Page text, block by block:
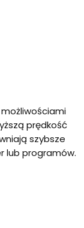
możliwościami
prędkość
szybsze
lub programów.